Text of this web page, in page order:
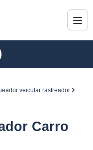
veicular rastreador
Carro